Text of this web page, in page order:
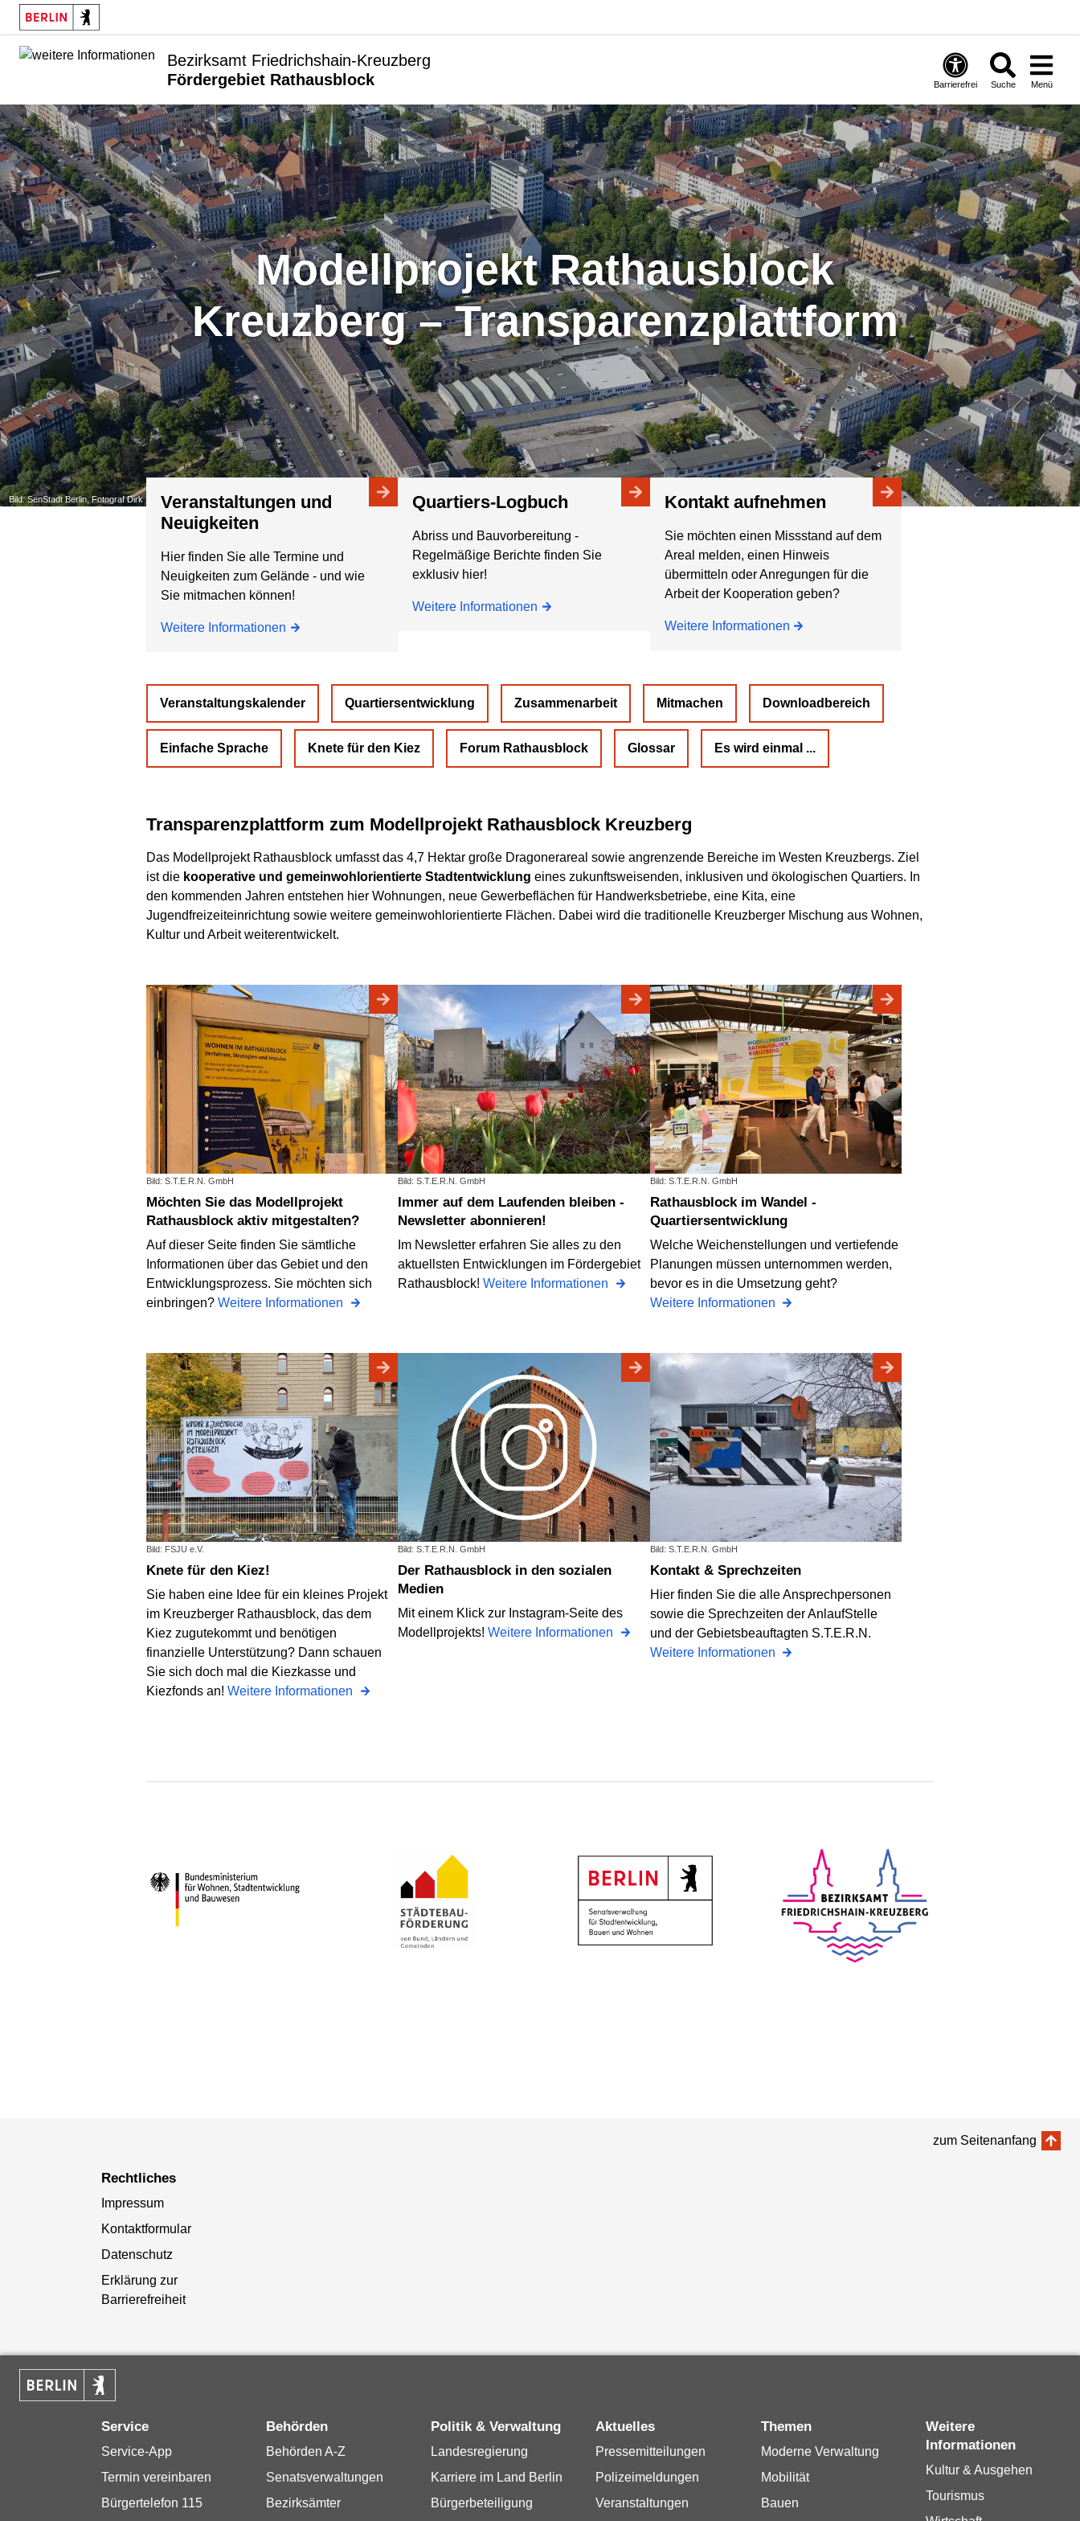
Bezirksamt Friedrichshain-Kreuzberg
Fördergebiet Rathausblock
Barrierefrei Suche Menü
Bild: SenStadt Berlin, Fotograf Dirk Laubner, Mai 2019
Modellprojekt Rathausblock
Kreuzberg – Transparenzplattform
Veranstaltungen und
Neuigkeiten
Hier finden Sie alle Termine und
Neuigkeiten zum Gelände - und wie
Sie mitmachen können!
Weitere Informationen
Quartiers-Logbuch
Abriss und Bauvorbereitung -
Regelmäßige Berichte finden Sie
exklusiv hier!
Weitere Informationen
Kontakt aufnehmen
Sie möchten einen Missstand auf dem
Areal melden, einen Hinweis
übermitteln oder Anregungen für die
Arbeit der Kooperation geben?
Weitere Informationen
Veranstaltungskalender Quartiersentwicklung Zusammenarbeit Mitmachen Downloadbereich
Einfache Sprache Knete für den Kiez Forum Rathausblock Glossar Es wird einmal ...
Transparenzplattform zum Modellprojekt Rathausblock Kreuzberg
Das Modellprojekt Rathausblock umfasst das 4,7 Hektar große Dragonerareal sowie angrenzende Bereiche im Westen Kreuzbergs. Ziel
ist die kooperative und gemeinwohlorientierte Stadtentwicklung eines zukunftsweisenden, inklusiven und ökologischen Quartiers. In
den kommenden Jahren entstehen hier Wohnungen, neue Gewerbeflächen für Handwerksbetriebe, eine Kita, eine
Jugendfreizeiteinrichtung sowie weitere gemeinwohlorientierte Flächen. Dabei wird die traditionelle Kreuzberger Mischung aus Wohnen,
Kultur und Arbeit weiterentwickelt.
Bild: S.T.E.R.N. GmbH
Möchten Sie das Modellprojekt
Rathausblock aktiv mitgestalten?
Auf dieser Seite finden Sie sämtliche
Informationen über das Gebiet und den
Entwicklungsprozess. Sie möchten sich
einbringen? Weitere Informationen
Bild: S.T.E.R.N. GmbH
Newsletter abonnieren!
Im Newsletter erfahren Sie alles zu den
aktuellsten Entwicklungen im Fördergebiet
Rathausblock!Weitere Informationen
Bild: S.T.E.R.N. GmbH
Rathausblock im Wandel -
Quartiersentwicklung
Welche Weichenstellungen und vertiefende
Planungen müssen unternommen werden,
bevor es in die Umsetzung geht?
Weitere Informationen
Bild: FSJU e.V.
Knete für den Kiez!
Sie haben eine Idee für ein kleines Projekt
im Kreuzberger Rathausblock, das dem
Kiez zugutekommt und benötigen
finanzielle Unterstützung? Dann schauen
Sie sich doch mal die Kiezkasse und
Kiezfonds an! Weitere Informationen
Bild: S.T.E.R.N. GmbH
Der Rathausblock in den sozialen
Medien
Mit einem Klick zur Instagram-Seite des
Modellprojekts!Weitere Informationen
Bild: S.T.E.R.N. GmbH
Kontakt & Sprechzeiten
Hier finden Sie die alle Ansprechpersonen
sowie die Sprechzeiten der AnlaufStelle
und der Gebietsbeauftagten S.T.E.R.N.
Weitere Informationen
zum Seitenanfang
Rechtliches
Impressum
Kontaktformular
Datenschutz
Erklärung zur
Barrierefreiheit
Service
Service-App
Termin vereinbaren
Bürgertelefon 115
Behörden
Behörden A-Z
Senatsverwaltungen
Bezirksämter
Politik & Verwaltung
Landesregierung
Karriere im Land Berlin
Bürgerbeteiligung
Aktuelles
Pressemitteilungen
Polizeimeldungen
Veranstaltungen
Themen
Moderne Verwaltung
Mobilität
Bauen
Weitere
Informationen
Kultur & Ausgehen
Tourismus